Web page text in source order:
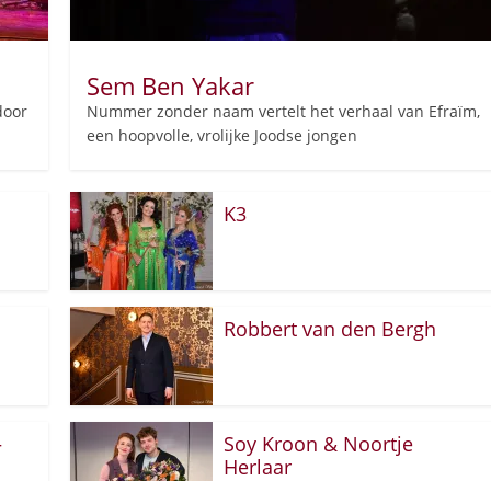
Sem Ben Yakar
Nummer zonder naam vertelt het verhaal van Efraïm,
een hoopvolle, vrolijke Joodse jongen
K3
Robbert van den Bergh
Soy Kroon & Noortje
Herlaar